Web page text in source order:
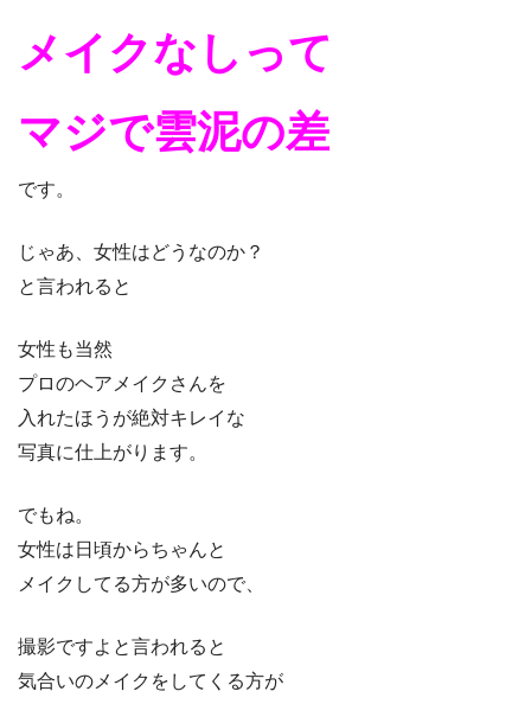
メイクなし って
マジで雲泥の差
です。
じゃあ、女性はどうなのか？
と言われると
女性も当然
プロのヘアメイクさんを
入れたほうが絶対キレイな
写真に仕上がります。
でもね。
女性は日頃からちゃんと
メイクしてる方が多いので、
撮影ですよと言われると
気合いのメイクをしてくる方が